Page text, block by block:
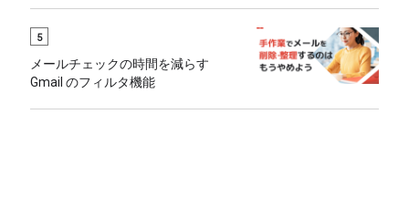
5
メールチェックの時間を減らす
Gmail のフィルタ機能